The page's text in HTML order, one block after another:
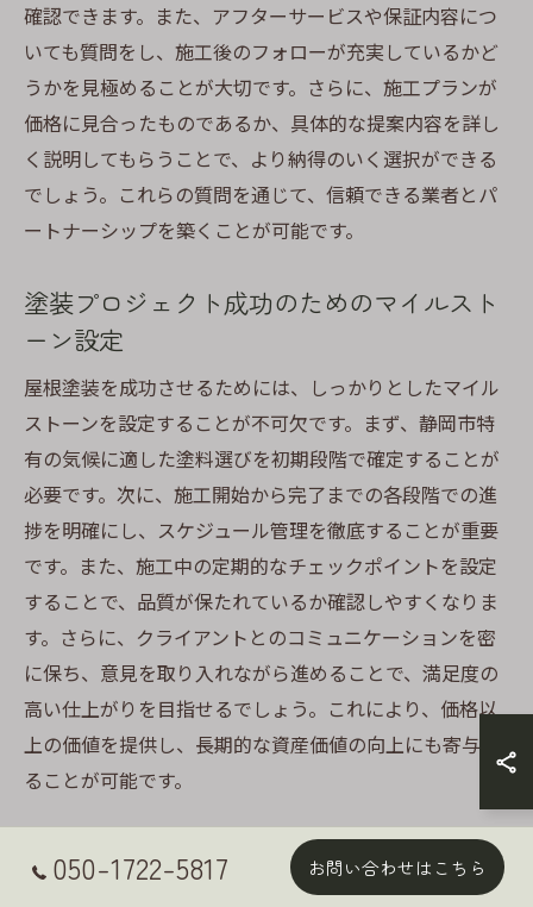
確認できます。また、アフターサービスや保証内容につ
いても質問をし、施工後のフォローが充実しているかど
うかを見極めることが大切です。さらに、施工プランが
価格に見合ったものであるか、具体的な提案内容を詳し
く説明してもらうことで、より納得のいく選択ができる
でしょう。これらの質問を通じて、信頼できる業者とパ
ートナーシップを築くことが可能です。
塗装プロジェクト成功のためのマイルスト
ーン設定
屋根塗装を成功させるためには、しっかりとしたマイル
ストーンを設定することが不可欠です。まず、静岡市特
有の気候に適した塗料選びを初期段階で確定することが
必要です。次に、施工開始から完了までの各段階での進
捗を明確にし、スケジュール管理を徹底することが重要
です。また、施工中の定期的なチェックポイントを設定
することで、品質が保たれているか確認しやすくなりま
す。さらに、クライアントとのコミュニケーションを密
に保ち、意見を取り入れながら進めることで、満足度の
高い仕上がりを目指せるでしょう。これにより、価格以
上の価値を提供し、長期的な資産価値の向上にも寄与す
ることが可能です。
地域住民からのフィードバックを活かした
改善点
050-1722-5817 お問い合わせはこちら